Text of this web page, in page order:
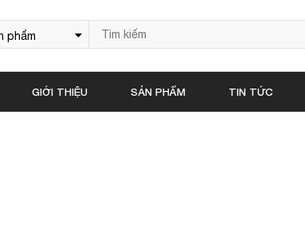
GIỚI THIỆU SẢN PHẨM TIN TỨC